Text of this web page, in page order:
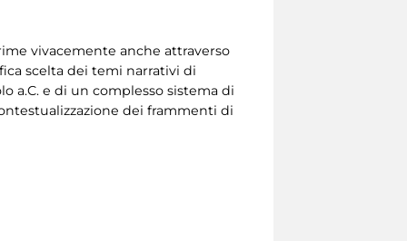
vivacemente anche attraverso
scelta dei temi narrativi di
a.C. e di un complesso sistema di
dei frammenti di